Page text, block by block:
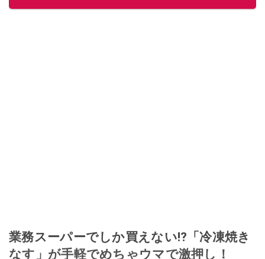
業務スーパーでしか買えない⁉「冷凍焼き
なす」が手軽でめちゃウマで激押し！